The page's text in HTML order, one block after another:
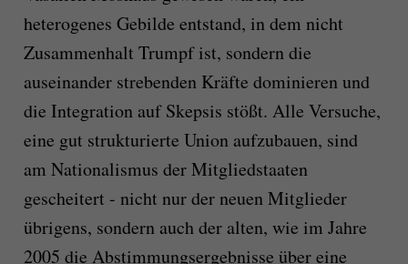
heterogenes Gebilde entstand, in dem nicht
Zusammenhalt Trumpf ist, sondern die
auseinander strebenden Kräfte dominieren und
die Integration auf Skepsis stößt. Alle Versuche,
eine gut strukturierte Union aufzubauen, sind
am Nationalismus der Mitgliedstaaten
gescheitert - nicht nur der neuen Mitglieder
übrigens, sondern auch der alten, wie im Jahre
2005 die Abstimmungsergebnisse über eine